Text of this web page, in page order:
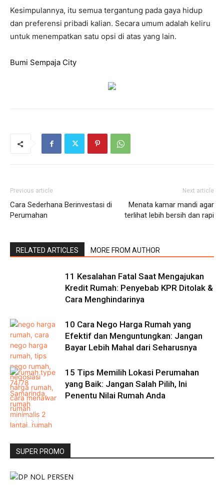
Kesimpulannya, itu semua tergantung pada gaya hidup
dan preferensi pribadi kalian. Secara umum adalah keliru
untuk menempatkan satu opsi di atas yang lain.
Bumi Sempaja City
Previous article
Cara Sederhana Berinvestasi di
Perumahan
Next article
Menata kamar mandi agar
terlihat lebih bersih dan rapi
RELATED ARTICLES MORE FROM AUTHOR
11 Kesalahan Fatal Saat Mengajukan
Kredit Rumah: Penyebab KPR Ditolak &
Cara Menghindarinya
10 Cara Nego Harga Rumah yang
Efektif dan Menguntungkan: Jangan
Bayar Lebih Mahal dari Seharusnya
15 Tips Memilih Lokasi Perumahan
yang Baik: Jangan Salah Pilih, Ini
Penentu Nilai Rumah Anda
SUPER PROMO